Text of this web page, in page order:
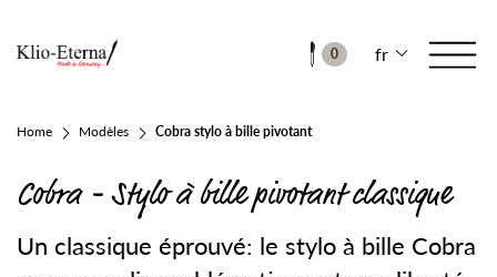
0 fr
Home Modèles Cobra stylo à bille pivotant
Cobra - Stylo à bille pivotant classique
Un classique éprouvé: le stylo à bille Cobra